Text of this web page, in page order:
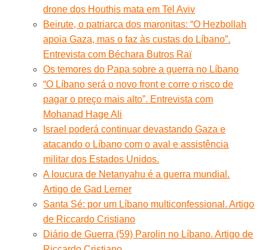
drone dos Houthis mata em Tel Aviv
Beirute, o patriarca dos maronitas: “O Hezbollah
apoia Gaza, mas o faz às custas do Líbano”.
Entrevista com Béchara Butros Raï
Os temores do Papa sobre a guerra no Líbano
“O Líbano será o novo front e corre o risco de
pagar o preço mais alto”. Entrevista com
Mohanad Hage Ali
Israel poderá continuar devastando Gaza e
atacando o Líbano com o aval e assistência
militar dos Estados Unidos.
A loucura de Netanyahu é a guerra mundial.
Artigo de Gad Lerner
Santa Sé: por um Líbano multiconfessional. Artigo
de Riccardo Cristiano
Diário de Guerra (59) Parolin no Líbano. Artigo de